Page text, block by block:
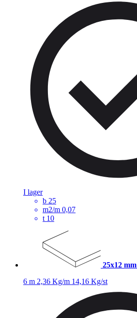
I lager
b 25
m2/m 0,07
t 10
25x12 mm
6 m 2,36 Kg/m 14,16 Kg/st